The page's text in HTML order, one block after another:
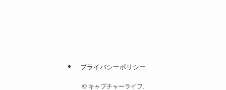
プライバシーポリシー
©キャプチャーライフ.